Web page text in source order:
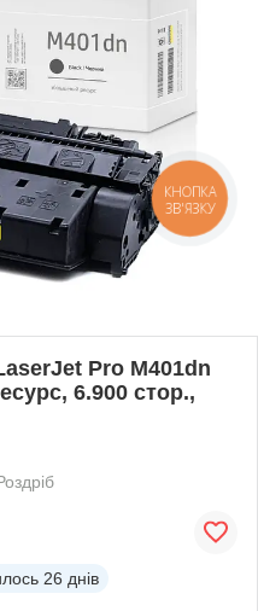
Pro M401dn
6.900 стор.,
26 днів
КНОПКА
ЗВ'ЯЗКУ